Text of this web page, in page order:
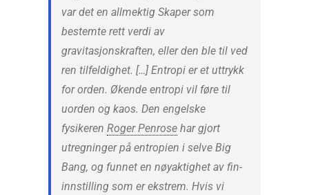
var det en allmektig Skaper som
bestemte rett verdi av
gravitasjonskraften, eller den ble til ved
ren tilfeldighet. […] Entropi er et uttrykk
for orden. Økende entropi vil føre til
uorden og kaos. Den engelske
fysikeren Roger Penrose har gjort
utregninger på entropien i selve Big
Bang, og funnet en nøyaktighet av fin-
innstilling som er ekstrem. Hvis vi